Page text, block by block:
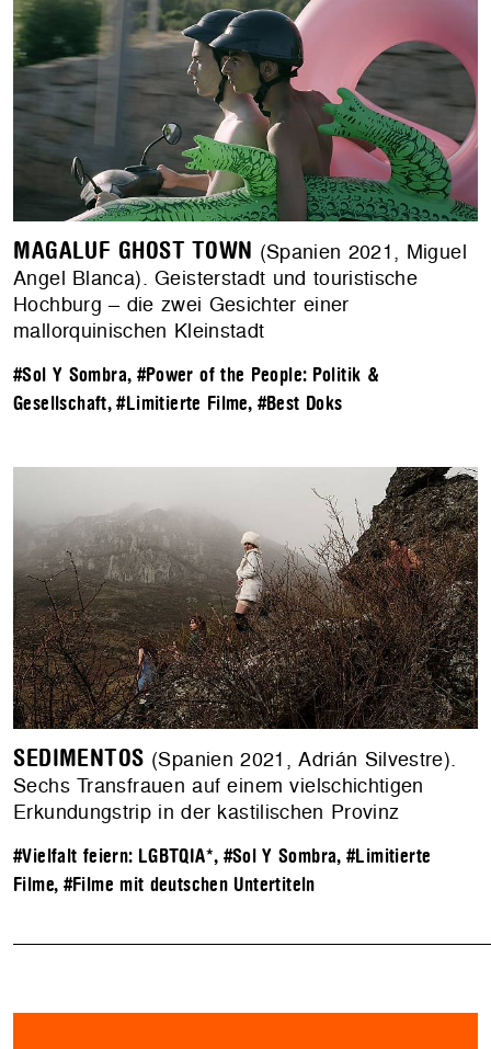
MAGALUF GHOST TOWN (Spanien 2021, Miguel
Angel Blanca). Geisterstadt und touristische
Hochburg – die zwei Gesichter einer
mallorquinischen Kleinstadt
#Sol Y Sombra, #Power of the People: Politik &
Gesellschaft,#Limitierte Filme, #Best Doks
SEDIMENTOS (Spanien 2021, Adrián Silvestre).
Sechs Transfrauen auf einem vielschichtigen
Erkundungstrip in der kastilischen Provinz
#Vielfalt feiern: LGBTQIA*, #Sol Y Sombra,#Limitierte
Filme, #Filme mit deutschen Untertiteln